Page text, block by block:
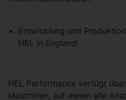
Entwicklung und
HEL in England!
HEL Performance verfügt
Maschinen, auf denen alle